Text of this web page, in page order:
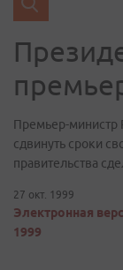
Премьер-министр
сдвинуть сроки
правительства
27 окт. 1999
Электронная
1999